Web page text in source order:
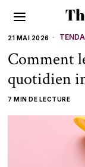
21 MAI 2026
Comment
quotidien
7 MIN DE LECTURE